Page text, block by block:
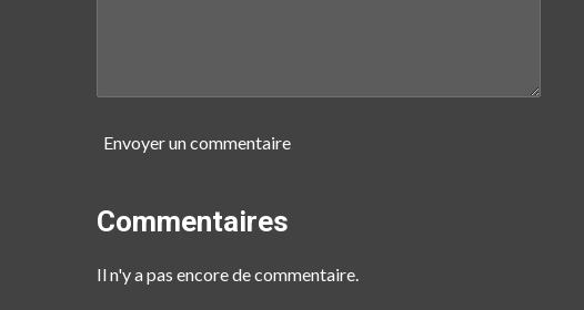
Envoyer un commentaire
Commentaires
Il n'y a pas encore de commentaire.